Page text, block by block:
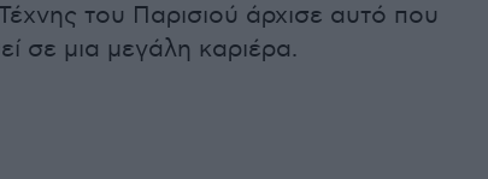
του Παρισιού άρχισε αυτό που
σε μια μεγάλη καριέρα.